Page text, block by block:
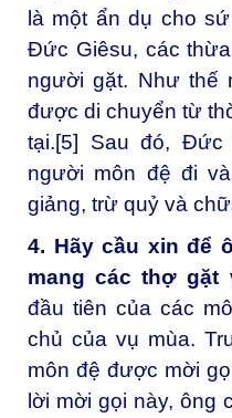
là một ẩn dụ cho
Đức Giêsu, các
người gặt. Như thế
được di chuyển từ
tại.[5] Sau đó, Đức
người môn đệ đi
giảng, trừ quỷ và
4. Hãy cầu xin để
mang các thợ gặt
đầu tiên của các
chủ của vụ mùa.
môn đệ được mời
lời mời gọi này, ông